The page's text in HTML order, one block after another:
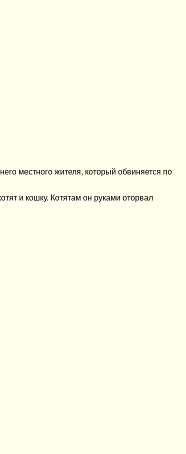
местного жителя, который обвиняется по
и кошку. Котятам он руками оторвал